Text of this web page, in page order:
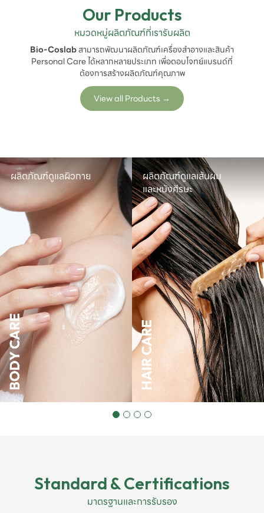
Our Products
หมวดหมู่ผลิตภัณฑ์ที่เรารับผลิต
Bio-Coslabสามารถพัฒนาผลิตภัณฑ์เครื่องสำอางและสินค้า
Personal Care ได้หลากหลายประเภท เพื่อตอบโจทย์แบรนด์ที่
ต้องการสร้างผลิตภัณฑ์คุณภาพ
View all Products →
ผลิตภัณฑ์ดูแลผิวกาย
ผลิตภัณฑ์ดูแลเส้นผม
และหนังศีรษะ
Standard & Certifications
มาตรฐานและการรับรอง